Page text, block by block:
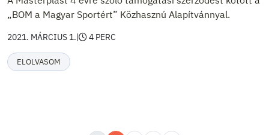
„BOM a Magyar Sportért” Közhasznú Alapítvánnyal.
2021. MÁRCIUS 1.| 4 PERC
ELOLVASOM